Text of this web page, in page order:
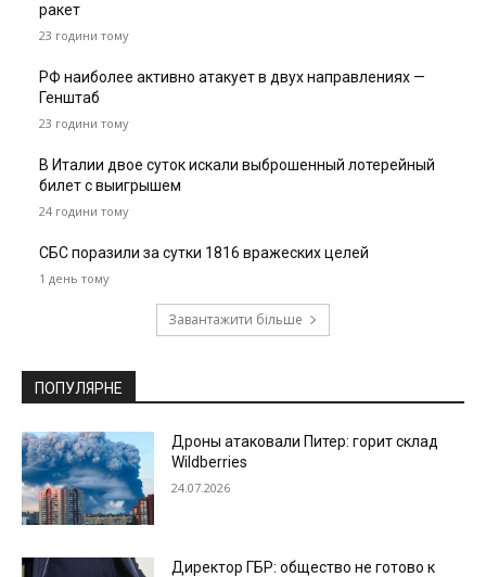
ракет
23 години тому
РФ наиболее активно атакует в двух направлениях —
Генштаб
23 години тому
В Италии двое суток искали выброшенный лотерейный
билет с выигрышем
24 години тому
СБС поразили за сутки 1816 вражеских целей
1 день тому
Завантажити більше
ПОПУЛЯРНЕ
Дроны атаковали Питер: горит склад
Wildberries
24.07.2026
Директор ГБР: общество не готово к